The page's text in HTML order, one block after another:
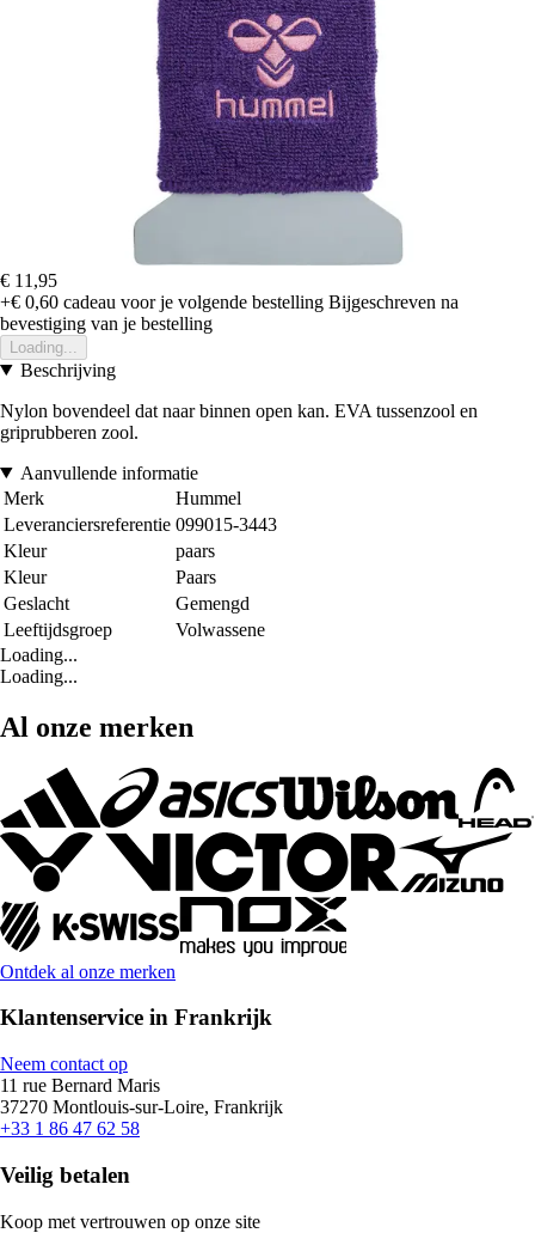
€ 11,95
+€ 0,60 cadeau voor je volgende bestelling Bijgeschreven na
bevestiging van je bestelling
Loading...
Beschrijving
Nylon bovendeel dat naar binnen open kan. EVA tussenzool en
griprubberen zool.
Aanvullende informatie
Merk
Hummel
Leveranciersreferentie 099015-3443
Kleur
paars
Kleur
Paars
Geslacht
Gemengd
Leeftijdsgroep
Volwassene
Loading...
Loading...
Al onze merken
Ontdek al onze merken
Klantenservice in Frankrijk
Neem contact op
11 rue Bernard Maris
37270 Montlouis-sur-Loire, Frankrijk
+33 1 86 47 62 58
Veilig betalen
Koop met vertrouwen op onze site